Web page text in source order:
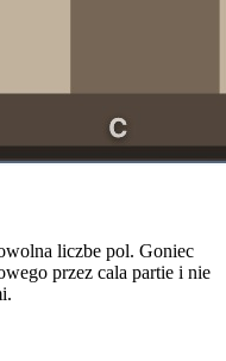
liczbe pol. Goniec
przez cala partie i nie